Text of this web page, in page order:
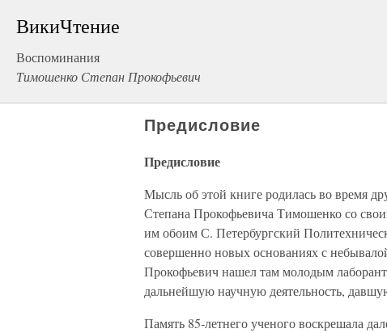
ВикиЧтение
Воспоминания
Тимошенко Степан Прокофьевич
Предисловие
Предисловие
Мысль об этой книге родилась во время
Степана Прокофьевича Тимошенко со
им обоим С. Петербургский
совершенно новых основаниях с
Прокофьевич нашел там молодым
дальнейшую научную деятельность,
Память 85-летнего ученого воскрешала